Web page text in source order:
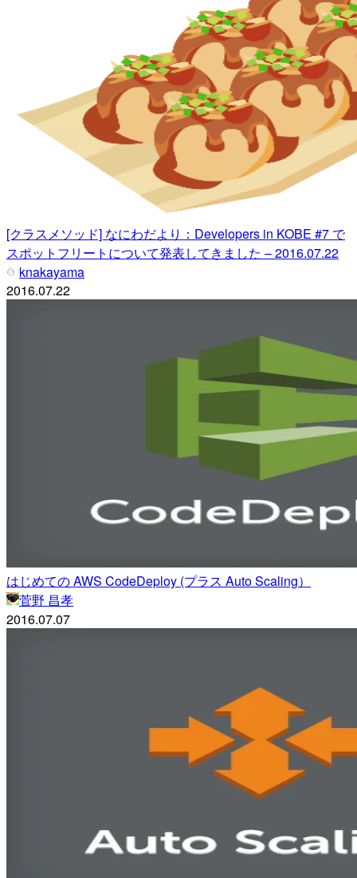
[クラスメソッド] なにわだより：Developers in KOBE #7 で
スポットフリートについて発表してきました – 2016.07.22
knakayama
2016.07.22
はじめての AWS CodeDeploy (プラス Auto Scaling）
菅野 昌孝
2016.07.07